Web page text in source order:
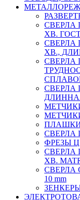
СВЕРЛА
ХВ. ГОСТ
СВЕРЛА
ХВ.,
СВЕРЛА
СВЕРЛА
СВЕРЛА
ФРЕЗЫ Ц
СВЕРЛА
ХВ.
СВЕРЛА
10 mm